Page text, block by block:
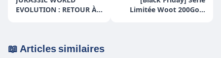
EVOLUTION : RETOUR À
Limitée Woot 200Go à
📖 Articles similaires